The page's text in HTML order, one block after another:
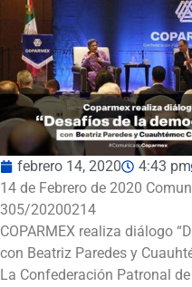
febrero 14, 2020 4:43 pm
14 de Febrero de 2020
305/20200214
COPARMEX realiza diálogo
con Beatriz Paredes y
La Confederación Patronal